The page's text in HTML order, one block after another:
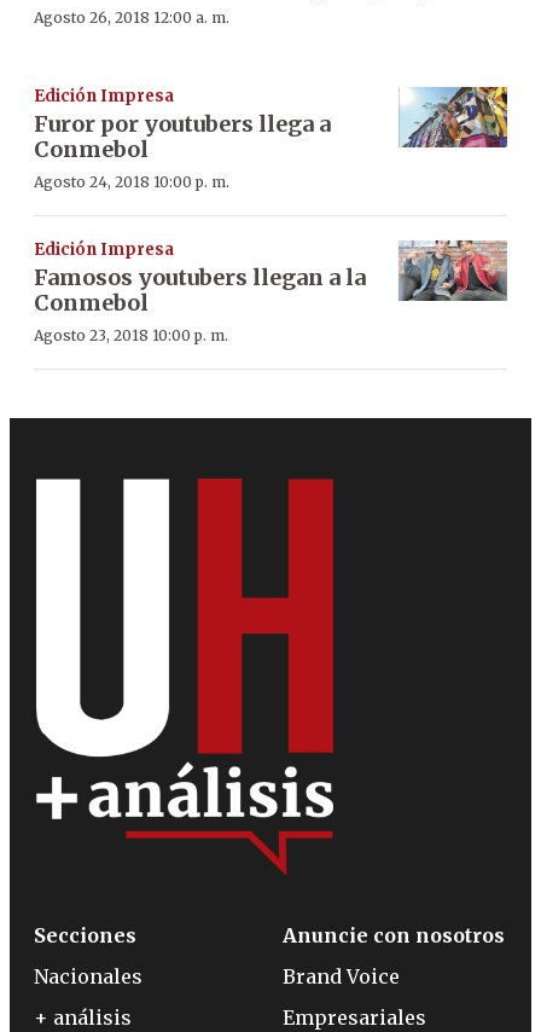
Agosto 26, 2018 12:00 a. m.
Edición Impresa
Furor por youtubers llega a
Conmebol
Agosto 24, 2018 10:00 p. m.
Edición Impresa
Famosos youtubers llegan a la
Conmebol
Agosto 23, 2018 10:00 p. m.
Secciones
Nacionales
+ análisis
Anuncie con nosotros
Brand Voice
Empresariales